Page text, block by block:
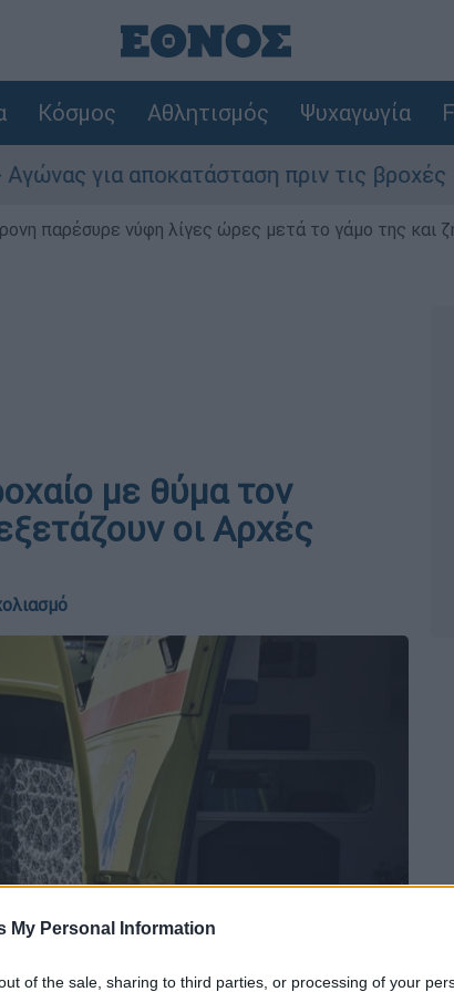
My Personal Information
of the sale, sharing to third parties, or processing of your
Κόσμος Αθλητισμός Ψυχαγωγία
αποκατάσταση πριν τις βροχές
παρέσυρε νύφη λίγες ώρες μετά το γάμο της και
με θύμα τον
οι Αρχές